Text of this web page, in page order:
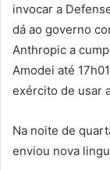
invocar a
dá ao governo
Anthropic a
Amodei até
exército de usar
Na noite de
enviou nova